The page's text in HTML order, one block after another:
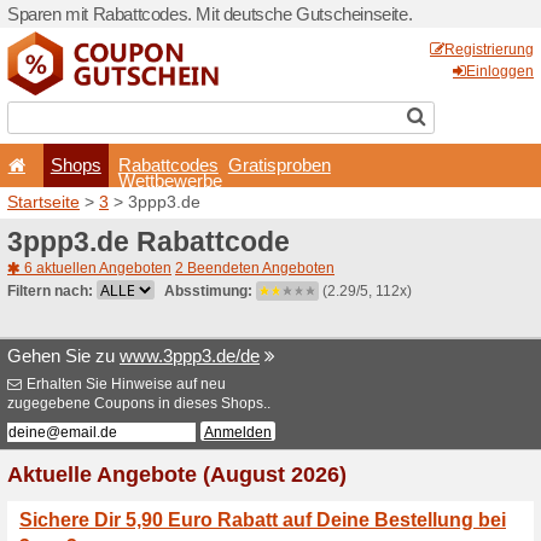
Sparen mit Rabattcodes.
Shops
Startseite>3> 3ppp3.de